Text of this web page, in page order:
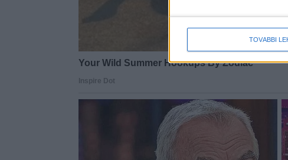
TOVÁBBI